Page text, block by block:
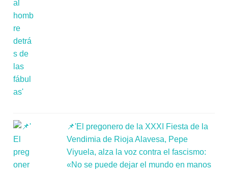
📌'El pregonero de la XXXI Fiesta de la
Vendimia de Rioja Alavesa, Pepe
Viyuela, alza la voz contra el fascismo:
«No se puede dejar el mundo en manos